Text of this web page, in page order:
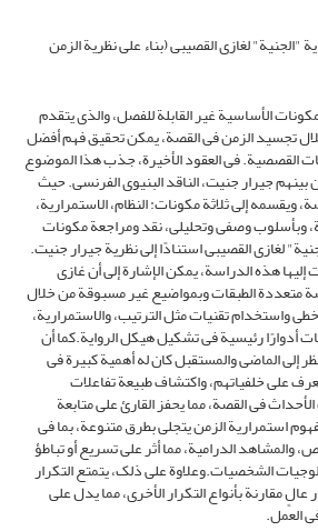
"الجنیة" لغازی القصیبی (بناء على نظریة الزمن
الأساسیة غیر القابلة للفصل، والذی یتقدم
تجسید الزمن فی القصة، یمکن تحقیق فهم أفضل
القصصیة. فی العقود الأخیرة، جذب هذا الموضوع
بینهم جیرار جنیت، الناقد البنیوی الفرنسی. حیث
ویقسمه إلى ثلاثة مکونات: النظام، الاستمراریة،
وبأسلوب وصفی وتحلیلی، نقد ومراجعة مکونات
لغازی القصیبی استنادًا إلى نظریة جیرار جنیت.
هذه الدراسة، یمکن الإشارة إلى أن غازی
متعددة الطبقات وبمواضیع غیر مسبوقة من خلال
واستخدام تقنیات مثل الترتیب، والاستمراریة،
أدوارًا رئیسیة فی تشکیل هیکل الروایة.کما أن
إلى الماضی والمستقبل کان له أهمیة کبیرة فی
على خلفیاتهم، واکتشاف طبیعة تفاعلات
فی القصة، مما یحفز القارئ على متابعة
استمراریة الزمن یتجلى بطرق متنوعة، بما فی
والمشاهد الدرامیة، مما أثر على تسریع أو تباطؤ
الشخصیات.وعلاوة على ذلک، یتمتع التکرار
مقارنة بأنواع التکرار الأخرى، مما یدل على
العمل.